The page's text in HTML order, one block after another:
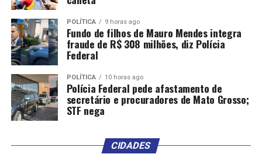
POLÍTICA 9 horas ago
Fundo de filhos de Mauro Mendes integra
fraude de R$ 308 milhões, diz Polícia
Federal
POLÍTICA 10 horas ago
Polícia Federal pede afastamento de
secretário e procuradores de Mato Grosso;
STF nega
CIDADES